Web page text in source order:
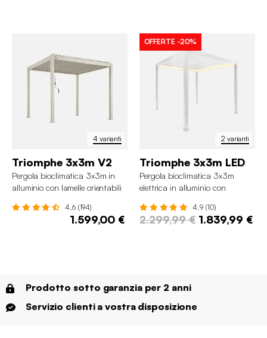
4 varianti
Triomphe 3x3m V2
Pergola bioclimatica 3x3m in
alluminio con lamelle orientabili
4.6 (194)
1.599,00 €
2 varianti
OFFERTE -20%
Triomphe 3x3m LED
Pergola bioclimatica 3x3m
elettrica in alluminio con
4.9 (10)
2.299,99 € 1.839,99 €
Prodotto sotto garanzia per 2 anni
Servizio clienti a vostra disposizione